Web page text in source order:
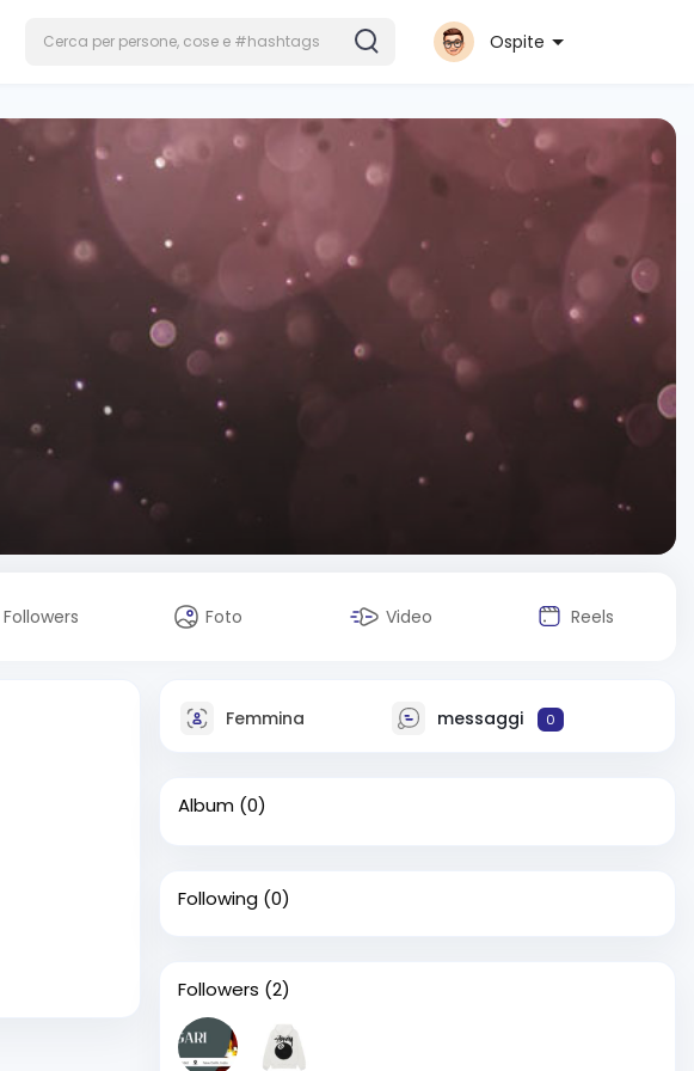
Ospite
Followers Foto Video Reels
Femmina messaggi 0
Album (0)
Following (0)
Followers (2)